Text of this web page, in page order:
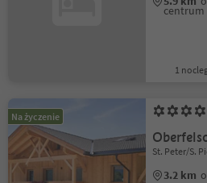
centrum
1
Na życzenie
St. Peter/S.
3.2 km